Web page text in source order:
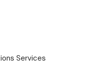
Services